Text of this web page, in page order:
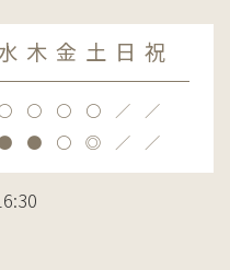
木 金 土 日 祝
〇 〇 〇 ／ ／
● 〇 ◎ ／ ／